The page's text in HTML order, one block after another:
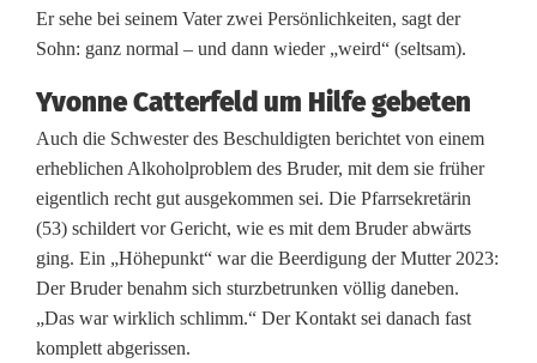
Er sehe bei seinem Vater zwei Persönlichkeiten, sagt der
Sohn: ganz normal – und dann wieder „weird“ (seltsam).
Yvonne Catterfeld um Hilfe gebeten
Auch die Schwester des Beschuldigten berichtet von einem
erheblichen Alkoholproblem des Bruder, mit dem sie früher
eigentlich recht gut ausgekommen sei. Die Pfarrsekretärin
(53) schildert vor Gericht, wie es mit dem Bruder abwärts
ging. Ein „Höhepunkt“ war die Beerdigung der Mutter 2023:
Der Bruder benahm sich sturzbetrunken völlig daneben.
„Das war wirklich schlimm.“ Der Kontakt sei danach fast
komplett abgerissen.